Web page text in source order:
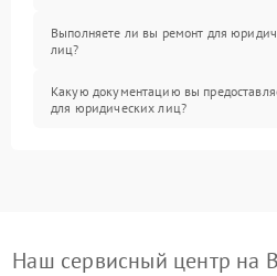
Выполняете ли вы ремонт для
лиц?
Какую документацию вы
для юридических лиц?
Наш сервисный центр на